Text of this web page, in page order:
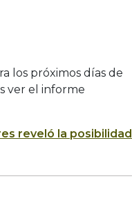
los próximos días de
ver el informe
reveló la posibilidad